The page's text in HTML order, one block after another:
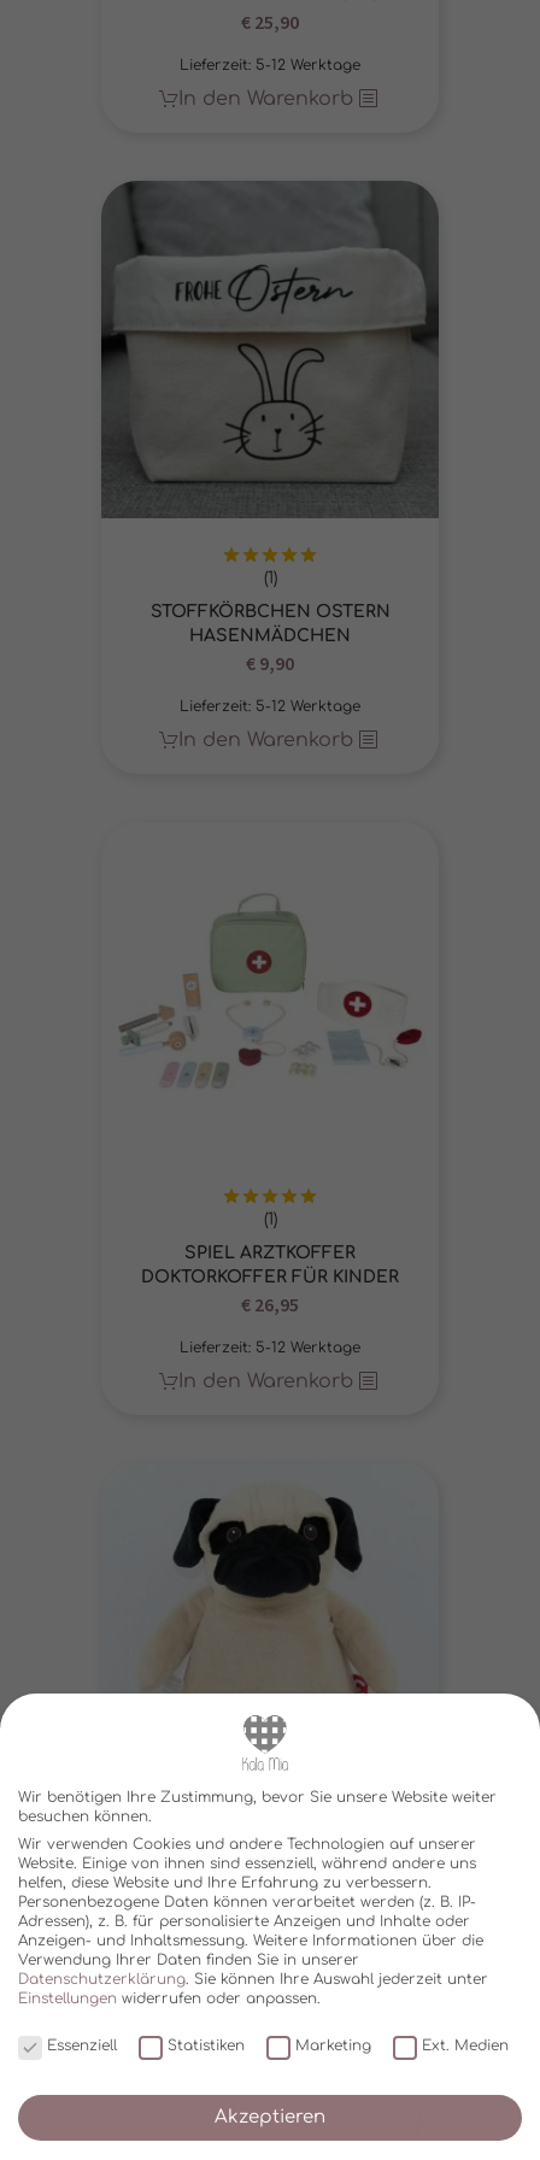
€ 25,90
Lieferzeit: 5-12 Werktage
In den Warenkorb
Bewertet
mit5.00
von 5
(1)
STOFFKÖRBCHEN OSTERN
HASENMÄDCHEN
€ 9,90
Lieferzeit: 5-12 Werktage
In den Warenkorb
Bewertet
mit5.00
von 5
(1)
SPIEL ARZTKOFFER
DOKTORKOFFER FÜR KINDER
€ 26,95
Lieferzeit: 5-12 Werktage
In den Warenkorb
KUSCHELTIER MIT NAMEN
BESTICKT MOPS
€25,90
Lieferzeit: 5-12 Werktage
In den Warenkorb
Wir benötigen Ihre Zustimmung, bevor Sie unsere Website weiter
besuchen können.
Wir verwenden Cookies und andere Technologien auf unserer
Website. Einige von ihnen sind essenziell, während andere uns
helfen, diese Website und Ihre Erfahrung zu verbessern.
Personenbezogene Daten können verarbeitet werden (z. B. IP-
Adressen), z. B. für personalisierte Anzeigen und Inhalte oder
Anzeigen- und Inhaltsmessung. Weitere Informationen über die
Verwendung Ihrer Daten finden Sie in unserer
Datenschutzerklärung. Sie können Ihre Auswahl jederzeit unter
Einstellungen widerrufen oder anpassen.
Essenziell Statistiken Marketing Ext. Medien
Akzeptieren